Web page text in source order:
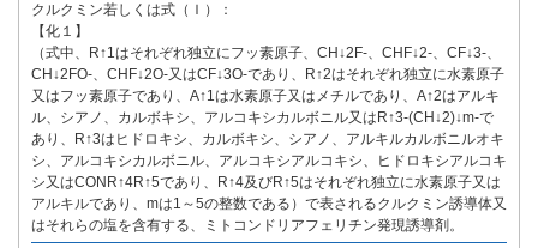
クルクミン若しくは式（Ｉ）：
【化１】
（式中、R↑1はそれぞれ独立にフッ素原子、CH↓2F-、CHF↓2-、CF↓3-、
CH↓2FO-、CHF↓2O-又はCF↓3O-であり、R↑2はそれぞれ独立に水素原子
又はフッ素原子であり、A↑1は水素原子又はメチルであり、A↑2はアルキ
ル、シアノ、カルボキシ、アルコキシカルボニル又はR↑3-(CH↓2)↓m-で
あり、R↑3はヒドロキシ、カルボキシ、シアノ、アルキルカルボニルオキ
シ、アルコキシカルボニル、アルコキシアルコキシ、ヒドロキシアルコキ
シ又はCONR↑4R↑5であり、R↑4及びR↑5はそれぞれ独立に水素原子又は
アルキルであり、mは1～5の整数である）で表されるクルクミン誘導体又
はそれらの塩を含有する、ミトコンドリアフェリチン発現誘導剤。